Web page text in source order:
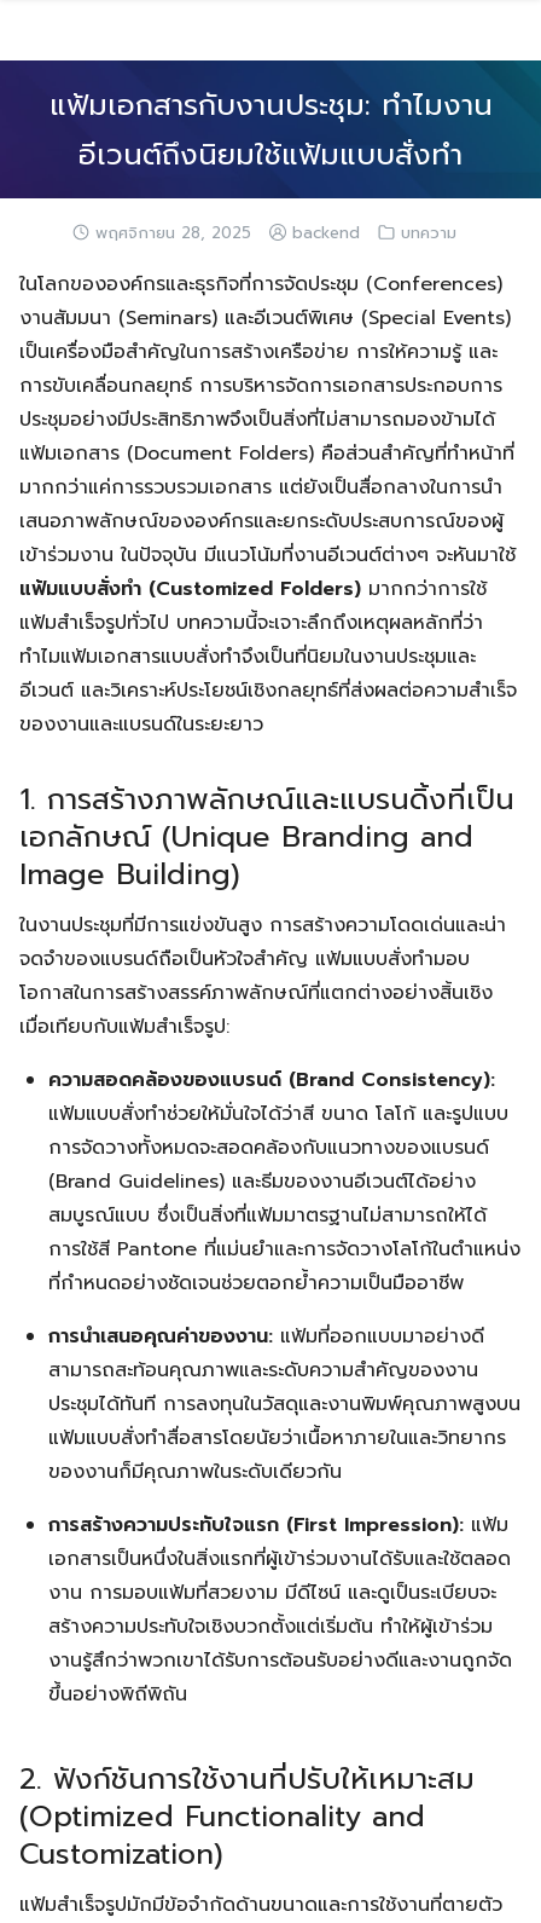
แฟ้มเอกสารกับงานประชุม: ทำไมงาน
อีเวนต์ถึงนิยมใช้แฟ้มแบบสั่งทำ
พฤศจิกายน 28, 2025 backend บทความ
ในโลกขององค์กรและธุรกิจที่การจัดประชุม (Conferences)
งานสัมมนา (Seminars) และอีเวนต์พิเศษ (Special Events)
เป็นเครื่องมือสำคัญในการสร้างเครือข่าย การให้ความรู้ และ
การขับเคลื่อนกลยุทธ์ การบริหารจัดการเอกสารประกอบการ
ประชุมอย่างมีประสิทธิภาพจึงเป็นสิ่งที่ไม่สามารถมองข้ามได้
แฟ้มเอกสาร (Document Folders) คือส่วนสำคัญที่ทำหน้าที่
มากกว่าแค่การรวบรวมเอกสาร แต่ยังเป็นสื่อกลางในการนำ
เสนอภาพลักษณ์ขององค์กรและยกระดับประสบการณ์ของผู้
เข้าร่วมงาน ในปัจจุบัน มีแนวโน้มที่งานอีเวนต์ต่างๆ จะหันมาใช้
แฟ้มแบบสั่งทำ (Customized Folders) มากกว่าการใช้
แฟ้มสำเร็จรูปทั่วไป บทความนี้จะเจาะลึกถึงเหตุผลหลักที่ว่า
ทำไมแฟ้มเอกสารแบบสั่งทำจึงเป็นที่นิยมในงานประชุมและ
อีเวนต์ และวิเคราะห์ประโยชน์เชิงกลยุทธ์ที่ส่งผลต่อความสำเร็จ
ของงานและแบรนด์ในระยะยาว
1. การสร้างภาพลักษณ์และแบรนดิ้งที่เป็น
เอกลักษณ์ (Unique Branding and
Image Building)
ในงานประชุมที่มีการแข่งขันสูง การสร้างความโดดเด่นและน่า
จดจำของแบรนด์ถือเป็นหัวใจสำคัญ แฟ้มแบบสั่งทำมอบ
โอกาสในการสร้างสรรค์ภาพลักษณ์ที่แตกต่างอย่างสิ้นเชิง
เมื่อเทียบกับแฟ้มสำเร็จรูป:
ความสอดคล้องของแบรนด์ (Brand Consistency):
แฟ้มแบบสั่งทำช่วยให้มั่นใจได้ว่าสี ขนาด โลโก้ และรูปแบบ
การจัดวางทั้งหมดจะสอดคล้องกับแนวทางของแบรนด์
(Brand Guidelines) และธีมของงานอีเวนต์ได้อย่าง
สมบูรณ์แบบ ซึ่งเป็นสิ่งที่แฟ้มมาตรฐานไม่สามารถให้ได้
การใช้สี Pantone ที่แม่นยำและการจัดวางโลโก้ในตำแหน่ง
ที่กำหนดอย่างชัดเจนช่วยตอกย้ำความเป็นมืออาชีพ
การนำเสนอคุณค่าของงาน: แฟ้มที่ออกแบบมาอย่างดี
สามารถสะท้อนคุณภาพและระดับความสำคัญของงาน
ประชุมได้ทันที การลงทุนในวัสดุและงานพิมพ์คุณภาพสูงบน
แฟ้มแบบสั่งทำสื่อสารโดยนัยว่าเนื้อหาภายในและวิทยากร
ของงานก็มีคุณภาพในระดับเดียวกัน
การสร้างความประทับใจแรก (First Impression): แฟ้ม
เอกสารเป็นหนึ่งในสิ่งแรกที่ผู้เข้าร่วมงานได้รับและใช้ตลอด
งาน การมอบแฟ้มที่สวยงาม มีดีไซน์ และดูเป็นระเบียบจะ
สร้างความประทับใจเชิงบวกตั้งแต่เริ่มต้น ทำให้ผู้เข้าร่วม
งานรู้สึกว่าพวกเขาได้รับการต้อนรับอย่างดีและงานถูกจัด
ขึ้นอย่างพิถีพิถัน
2. ฟังก์ชันการใช้งานที่ปรับให้เหมาะสม
(Optimized Functionality and
Customization)
แฟ้มสำเร็จรูปมักมีข้อจำกัดด้านขนาดและการใช้งานที่ตายตัว